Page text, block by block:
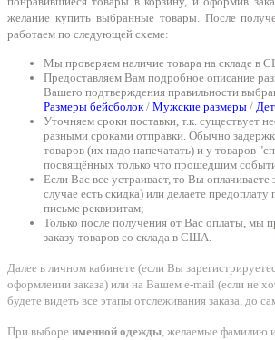
желание купить выбранные товары. После
работаем по следующей схеме:
Мы проверяем наличие товара на складе в
Предоставляем Вам подробное описание
Вашего подтверждения правильности
Размеры бейсболок/ Мужские размеры /
Уточняем сроки поставки, т.к. существует
разными сроками отправки. Обычно
товаров (их надо напечатать) и у товаров
посвящённых только что прошедшим
Если Вас все устраивает, то Вы оплачиваете
случае есть скидка) или делаете
письме реквизитам;
Только после получения от Вас оплаты, мы
заказу товаров со склада в США.
Далее в личном кабинете (если Вы
оформлении заказа) или на Вашем e-mail (если не
будете видеть все этапы отслеживания заказа, до
При выборе именной одежды, желаемые фамилию